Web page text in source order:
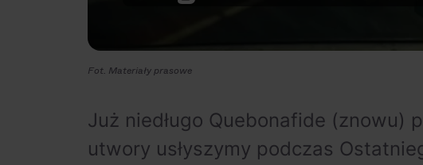
Fot. Materiały prasowe
Już niedługo Quebonafide (znowu)
utwory usłyszymy podczas